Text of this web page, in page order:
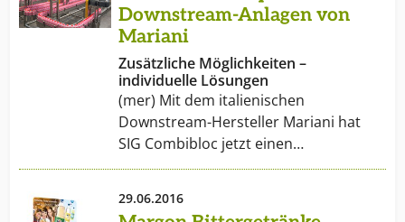
Downstream-Anlagen von
Mariani
Zusätzliche Möglichkeiten –
individuelle Lösungen
(mer) Mit dem italienischen
Downstream-Hersteller Mariani hat
SIG Combibloc jetzt einen…
29.06.2016